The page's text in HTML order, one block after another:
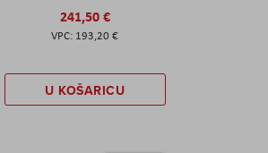
241,50 €
193,20 €
U KOŠARICU